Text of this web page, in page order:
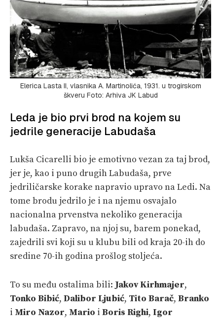
Elerica Lasta II, vlasnika A. Martinolića, 1931. u trogirskom
škveru Foto: Arhiva JK Labud
Leda je bio prvi brod na kojem su
jedrile generacije Labudaša
Lukša Cicarelli bio je emotivno vezan za taj brod,
jer je, kao i puno drugih Labudaša, prve
jedriličarske korake napravio upravo na Ledi. Na
tome brodu jedrilo je i na njemu osvajalo
nacionalna prvenstva nekoliko generacija
labudaša. Zapravo, na njoj su, barem ponekad,
zajedrili svi koji su u klubu bili od kraja 20-ih do
sredine 70-ih godina prošlog stoljeća.
To su među ostalima bili: Jakov Kirhmajer,
Tonko Bibić, Dalibor Ljubić, Tito Barač, Branko
i Miro Nazor, Mario i Boris Righi, Igor